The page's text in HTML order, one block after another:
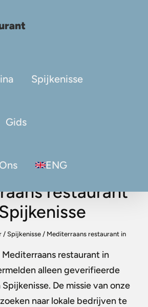
Spijkenisse
Gids
ENG
restaurant
/ Spijkenisse/ Mediterraans restaurant in
Mediterraans restaurant in
alleen geverifieerde
De missie van onze
naar lokale bedrijven te